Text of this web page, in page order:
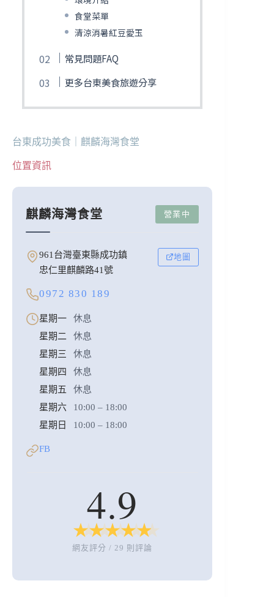
食堂菜單
清涼消暑紅豆愛玉
常見問題FAQ
更多台東美食旅遊分享
台東成功美食｜麒麟海灣食堂
位置資訊
麒麟海灣食堂 營業中
961台灣臺東縣成功鎮
忠仁里麒麟路41號
地圖
0972 830 189
星期一
休息
星期二
休息
星期三
休息
星期四
休息
星期五
休息
星期六
10:00 – 18:00
星期日
10:00 – 18:00
FB
4.9
★
★ ★
★ ★
★ ★
★ ★
★
網友評分 / 29 則評論